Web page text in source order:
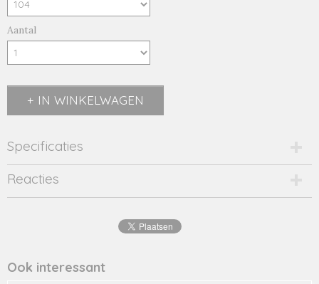
Aantal
IN WINKELWAGEN
Specificaties
Productcode
y309-5382-18434
Reacties
Ook interessant